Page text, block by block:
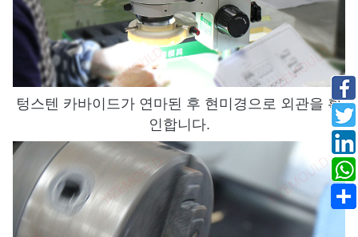
텅스텐 카바이드가 연마된 후 현미경으로 외관을 확
인합니다.